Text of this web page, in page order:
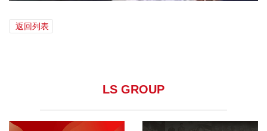
返回列表
LS GROUP